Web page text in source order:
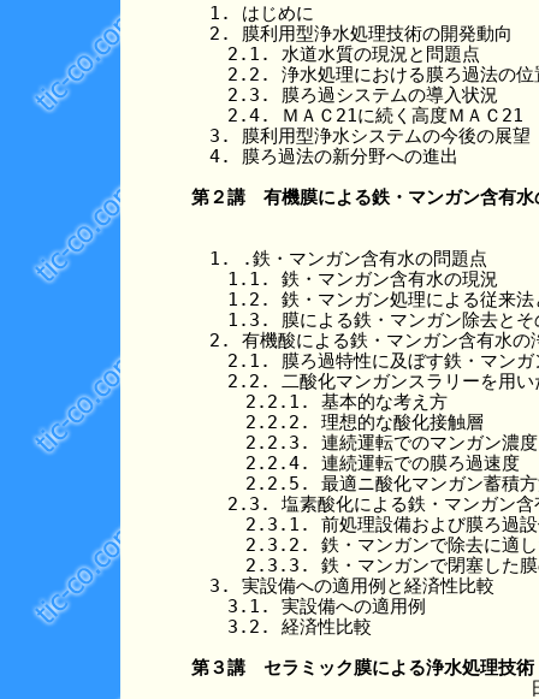
1. はじめに
2. 膜利用型浄水処理技術の開発動向
2.1. 水道水質の現況と問題点
2.2. 浄水処理における膜ろ過法の位
2.3. 膜ろ過システムの導入状況
2.4. ＭＡＣ21に続く高度ＭＡＣ21
3. 膜利用型浄水システムの今後の展望
4. 膜ろ過法の新分野への進出
第２講　有機膜による鉄・マンガン含有
1. .鉄・マンガン含有水の問題点
1.1. 鉄・マンガン含有水の現況
1.2. 鉄・マンガン処理による従来法
1.3. 膜による鉄・マンガン除去とそ
2. 有機酸による鉄・マンガン含有水の
2.1. 膜ろ過特性に及ぼす鉄・マンガ
2.2. 二酸化マンガンスラリーを用い
2.2.1. 基本的な考え方
2.2.2. 理想的な酸化接触層
2.2.3. 連続運転でのマンガン濃度
2.2.4. 連続運転での膜ろ過速度
2.2.5. 最適ニ酸化マンガン蓄積方
2.3. 塩素酸化による鉄・マンガン含
2.3.1. 前処理設備および膜ろ過設
2.3.2. 鉄・マンガンで除去に適し
2.3.3. 鉄・マンガンで閉塞した膜
3. 実設備への適用例と経済性比較
3.1. 実設備への適用例
3.2. 経済性比較
第３講　セラミック膜による浄水処理技術